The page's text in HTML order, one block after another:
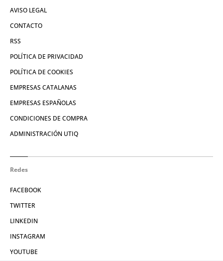
AVISO LEGAL
CONTACTO
RSS
POLÍTICA DE PRIVACIDAD
POLÍTICA DE COOKIES
EMPRESAS CATALANAS
EMPRESAS ESPAÑOLAS
CONDICIONES DE COMPRA
ADMINISTRACIÓN UTIQ
Redes
FACEBOOK
TWITTER
LINKEDIN
INSTAGRAM
YOUTUBE